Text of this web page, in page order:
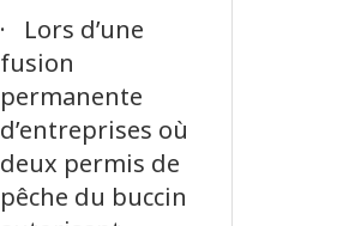
· Lors d’une
fusion
permanente
d’entreprises où
deux permis de
pêche du buccin